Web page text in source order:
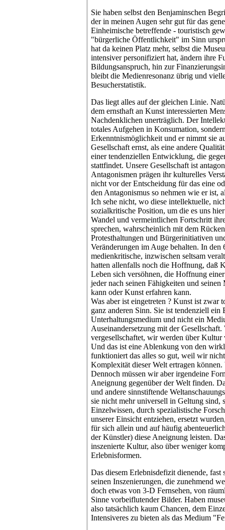
Sie haben selbst den Benjaminschen
der in meinen Augen sehr gut für das
Einheimische betreffende - touristisch
"bürgerliche Öffentlichkeit" im Sinn
hat da keinen Platz mehr, selbst die
intensiver personifiziert hat, ändern ihre
Bildungsanspruch, hin zur
bleibt die Medienresonanz übrig und
Besucherstatistik.
Das liegt alles auf der gleichen Linie.
dem ernsthaft an Kunst interessierten
Nachdenklichen unerträglich. Der
totales Aufgehen in Konsumation,
Erkenntnismöglichkeit und er nimmt sie
Gesellschaft ernst, als eine andere
einer tendenziellen Entwicklung, die
stattfindet. Unsere Gesellschaft ist
Antagonismen prägen ihr kulturelles
nicht vor der Entscheidung für das eine
den Antagonismus so nehmen wie er ist,
Ich sehe nicht, wo diese intellektuelle,
sozialkritische Position, um die es uns
Wandel und vermeintlichen Fortschritt
sprechen, wahrscheinlich mit dem
Protesthaltungen und Bürgerinitiativen
Veränderungen im Auge behalten. In den
medienkritische, inzwischen seltsam
hatten allenfalls noch die Hoffnung, daß
Leben sich versöhnen, die Hoffnung
jeder nach seinen Fähigkeiten und
kann oder Kunst erfahren kann.
Was aber ist eingetreten ? Kunst ist zwar
ganz anderen Sinn. Sie ist tendenziell
Unterhaltungsmedium und nicht ein
Auseinandersetzung mit der
vergesellschaftet, wir werden über
Und das ist eine Ablenkung von den
funktioniert das alles so gut, weil wir
Komplexität dieser Welt ertragen
Dennoch müssen wir aber irgendeine
Aneignung gegenüber der Welt finden.
und andere sinnstiftende
sie nicht mehr universell in Geltung sind,
Einzelwissen, durch spezialistische
unserer Einsicht entziehen, ersetzt
für sich allein und auf häufig
der Künstler) diese Aneignung leisten.
inszenierte Kultur, also über weniger
Erlebnisformen.
Das diesem Erlebnisdefizit dienende, fast
seinen Inszenierungen, die zunehmend
doch etwas von 3-D Fernsehen, von
Sinne vorbeiflutender Bilder. Haben
also tatsächlich kaum Chancen, dem
Intensiveres zu bieten als das Medium